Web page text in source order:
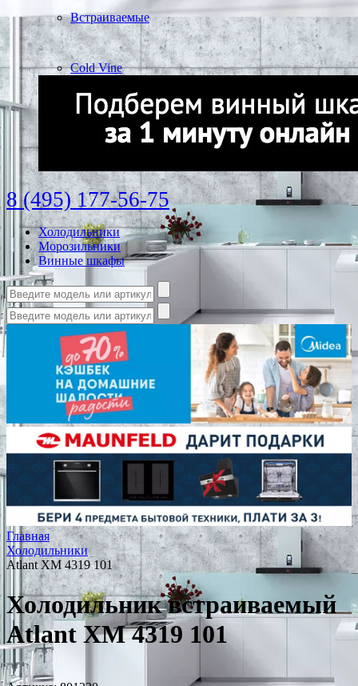
Встраиваемые
Cold Vine
8 (495) 177-56-75
Холодильники
Морозильники
Винные шкафы
Главная
Холодильники
Atlant ХМ 4319 101
Холодильник встраиваемый
Atlant ХМ 4319 101